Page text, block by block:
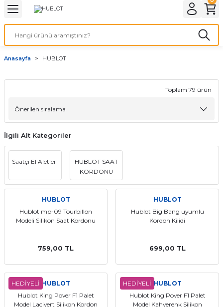
& ELEKTİRİK AYDINLATMA & ELEKTRİK
ve Cihaz Pilleri
ÇEŞİTLERİ
Kordon Çeşitleri
Kordonu
saat kordonu
Kordonları
Anasayfa HUBLOT
Toplam 79 ürün
İlgili Alt Kategoriler
Saatçi El Aletleri
HUBLOT SAAT
KORDONU
HUBLOT
Hublot mp-09 Tourbillon
Modeli Silikon Saat Kordonu
759,00 TL
HUBLOT
Hublot Big Bang uyumlu
Kordon Kilidi
699,00 TL
HEDİYELİ HUBLOT
Hublot King Pover F1 Palet
Model Lacivert Silikon Kordon
HEDİYELİ HUBLOT
Hublot King Pover F1 Palet
Model Kahverenk Silikon